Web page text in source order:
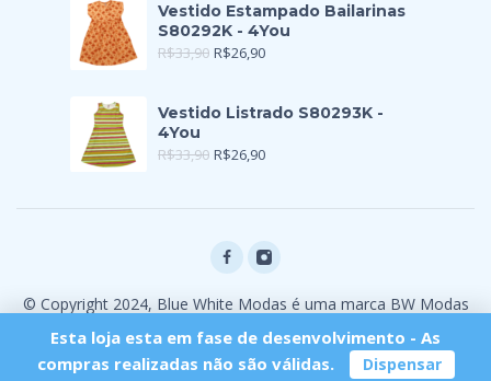
Vestido Estampado Bailarinas
S80292K - 4You
R$33,90 R$26,90
Vestido Listrado S80293K -
4You
R$33,90 R$26,90
© Copyright 2024, Blue White Modas é uma marca BW Modas
Esta loja esta em fase de desenvolvimento - As
compras realizadas não são válidas.
Dispensar